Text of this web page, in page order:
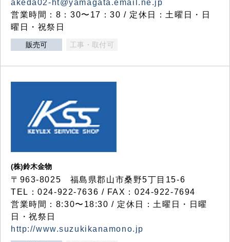
akeda02-ht@yamagata.email.ne.jp
営業時間：8：30〜17：30 / 定休日：土曜日・日
曜日・祝祭日
販売可 工事・取付可
(株)鈴木金物
〒963-8025 福島県郡山市桑野5丁目15-6
TEL：024-922-7636 / FAX：024-922-7694
営業時間：8:30〜18:30 / 定休日：土曜日・日曜
日・祝祭日
http://www.suzukikanamono.jp